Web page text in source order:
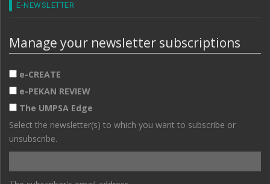
E-NEWSLETTER
Manage your newsletter subscriptions
e-CREATE
e-PEKAN REVIEW
The UMPSA Edge
Select the newsletter(s) to which you want to subscribe or
unsubscribe.